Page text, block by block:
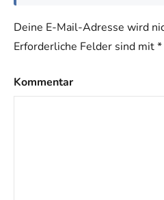
Deine E-Mail-Adresse wird
Erforderliche Felder sind mit*
Kommentar